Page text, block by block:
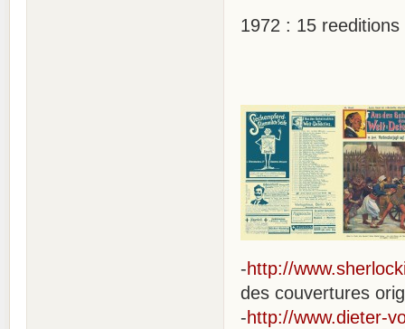
1972 : 15
-http://
des couvertures
-http://www.dieter-